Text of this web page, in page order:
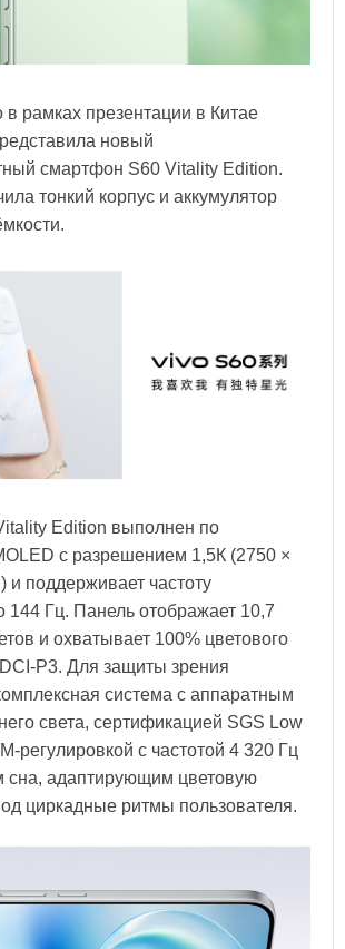
рамках презентации в Китае
новый
смартфон S60 Vitality Edition.
тонкий корпус и аккумулятор
Edition выполнен по
с разрешением 1,5К (2750 ×
и поддерживает частоту
144 Гц. Панель отображает 10,7
и охватывает 100% цветового
Для защиты зрения
система с аппаратным
света, сертификацией SGS Low
регулировкой с частотой 4 320 Гц
адаптирующим цветовую
циркадные ритмы пользователя.